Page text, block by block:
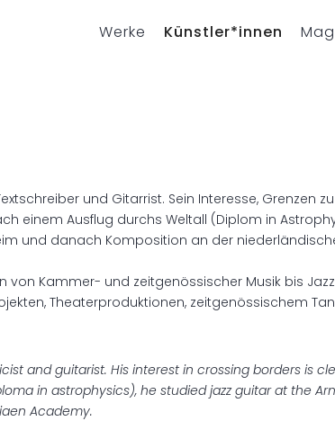
Werke Künstler*innen
und Gitarrist. Sein Interesse, Grenzen
einem Ausflug durchs Weltall (Diplom in
und danach Komposition an der
von Kammer- und zeitgenössischer Musik bis
Theaterproduktionen, zeitgenössischem
and guitarist. His interest in crossing borders is
in astrophysics), he studied jazz guitar at the
Academy.